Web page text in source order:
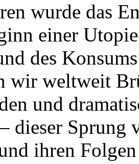
wurde das
einer
des
wir weltweit
und
dieser Sprung
ihren